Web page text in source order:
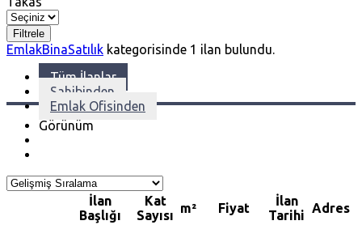
Filtrele
EmlakBinaSatılık kategorisinde 1 ilan bulundu.
Tüm İlanlar
Sahibinden
Emlak Ofisinden
Görünüm
İlan
Başlığı
Kat
Sayısı m² Fiyat
İlan
Tarihi Adres